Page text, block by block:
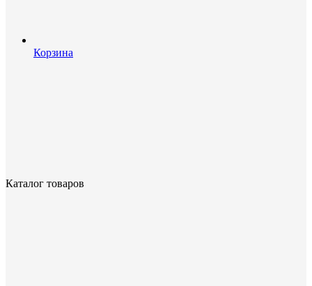
Корзина
Каталог товаров